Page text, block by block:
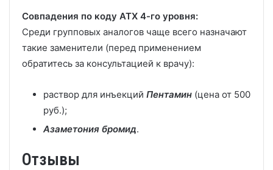
Совпадения по коду АТХ 4-го уровня:
Среди групповых аналогов чаще всего назначают
такие заменители (перед применением
обратитесь за консультацией к врачу):
раствор для инъекций Пентамин (цена от 500
руб.);
Азаметония бромид.
Отзывы